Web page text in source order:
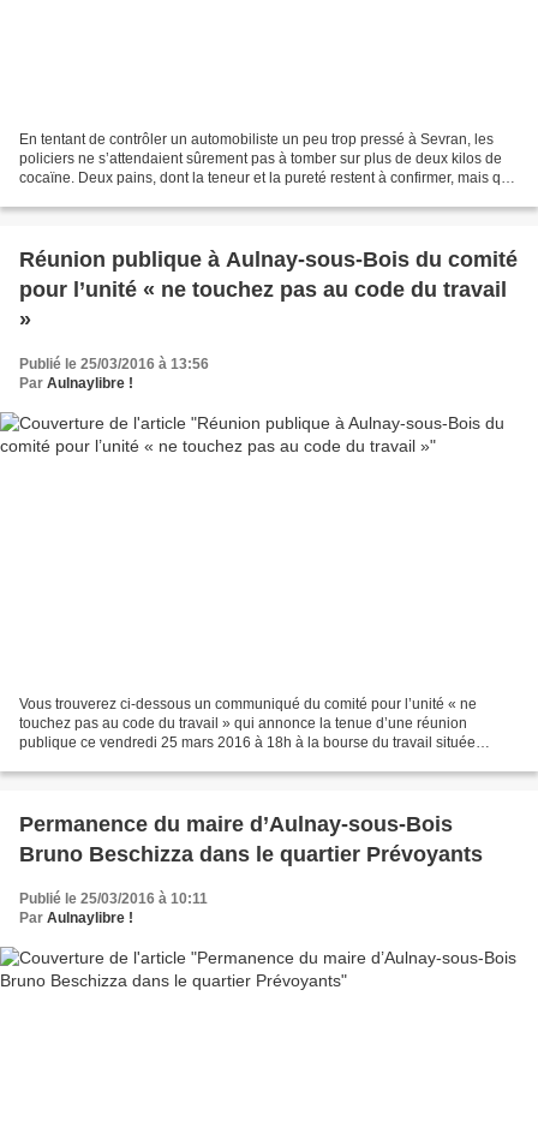
En tentant de contrôler un automobiliste un peu trop pressé à Sevran, les
policiers ne s’attendaient sûrement pas à tomber sur plus de deux kilos de
cocaïne. Deux pains, dont la teneur et la pureté restent à confirmer, mais qui
Réunion publique à Aulnay-sous-Bois du comité
pour l’unité « ne touchez pas au code du travail
»
Publié le 25/03/2016 à 13:56
Par Aulnaylibre !
Vous trouverez ci-dessous un communiqué du comité pour l’unité « ne
touchez pas au code du travail » qui annonce la tenue d’une réunion
publique ce vendredi 25 mars 2016 à 18h à la bourse du travail située
Permanence du maire d’Aulnay-sous-Bois
Bruno Beschizza dans le quartier Prévoyants
Publié le 25/03/2016 à 10:11
Par Aulnaylibre !